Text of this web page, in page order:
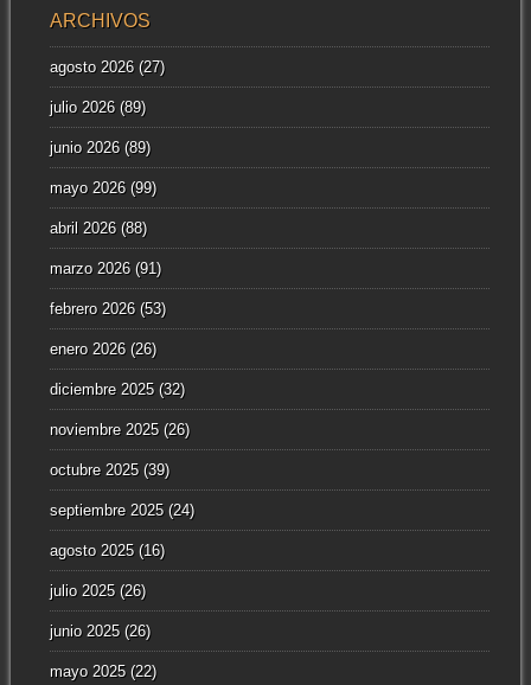
ARCHIVOS
agosto 2026(27)
julio 2026(89)
junio 2026(89)
mayo 2026(99)
abril 2026(88)
marzo 2026(91)
febrero 2026(53)
enero 2026(26)
diciembre 2025(32)
noviembre 2025(26)
octubre 2025(39)
septiembre 2025(24)
agosto 2025(16)
julio 2025(26)
junio 2025(26)
mayo 2025(22)